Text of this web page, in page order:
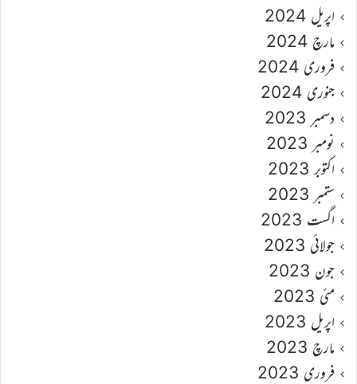
اپریل 2024
مارچ 2024
فروری 2024
جنوری 2024
دسمبر 2023
نومبر 2023
اکتوبر 2023
ستمبر 2023
اگست 2023
جولائی 2023
جون 2023
مئی 2023
اپریل 2023
مارچ 2023
فروری 2023